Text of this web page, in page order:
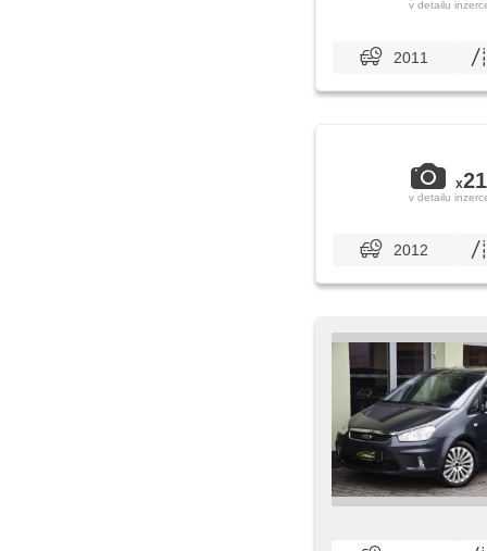
v detailu
2011
x21
v detailu
2012